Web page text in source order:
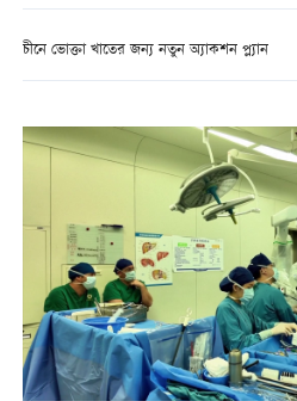
চীনে ভোক্তা খাতের জন্য নতুন অ্যাকশন প্ল্যান